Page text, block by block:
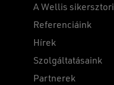
A Wellis sikersztori
Referenciáink
Hírek
Szolgáltatásaink
Partnerek